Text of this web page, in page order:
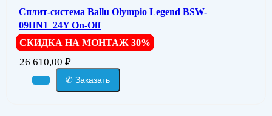
Сплит-система Ballu Olympio Legend BSW-
09HN1_24Y On-Off
СКИДКА НА МОНТАЖ 30%
26 610,00 ₽
✆ Заказать